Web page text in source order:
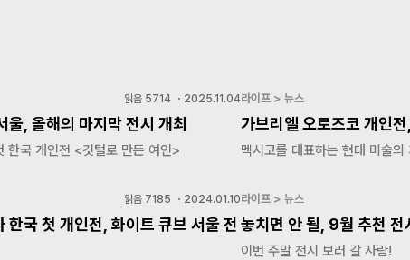
읽음 5714・ 2025.11.04
울, 올해의 마지막 전시 개최
한국 개인전 <깃털로 만든 여인>
라이프 > 뉴스
가브리엘 오로즈코 개인
멕시코를 대표하는 현대 미술의
읽음 7185 ・ 2024.01.10
한국 첫 개인전, 화이트 큐브 서울 전
라이프 > 뉴스
놓치면 안 될, 9월 추천 전
이번 주말 전시 보러 갈 사람!